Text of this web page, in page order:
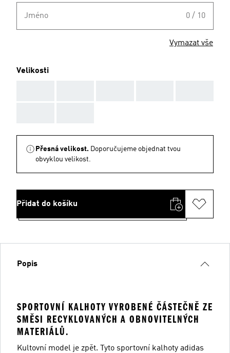
Jméno 0 / 10
Vymazat vše
Velikosti
Přesná velikost. Doporučujeme objednat tvou
obvyklou velikost.
Přidat do košíku
Popis
SPORTOVNÍ KALHOTY VYROBENÉ ČÁSTEČNĚ ZE
SMĚSI RECYKLOVANÝCH A OBNOVITELNÝCH
MATERIÁLŮ.
Kultovní model je zpět. Tyto sportovní kalhoty adidas